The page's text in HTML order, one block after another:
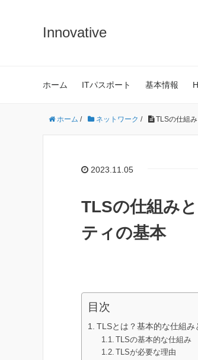
Innovative
ホーム ITパスポート 基本情報
ホーム / ネットワーク / TLSの仕組
2023.11.05
TLSの仕組み
ティの基本
目次
TLSとは？基本的な仕組み
TLSの基本的な仕組み
TLSが必要な理由